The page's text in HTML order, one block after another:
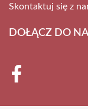
Skontaktuj się z
DOŁĄCZ DO